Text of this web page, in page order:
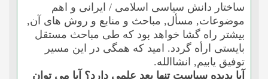
ساختار دانش سیاسى اسلامى / ایرانى و اهم
موضوعات, مسأل, مباحث و منابع و روش هاى آن,
بیشتر راه گشا خواهد بود که طى مباحث مستقل
بایستى ارأه گردد. امید که همگى در این مسیر
توفیق یابیم, انشاالله.
آیا پدیده سیاست تنها بعد علمى دارد؟ آیا مى توان